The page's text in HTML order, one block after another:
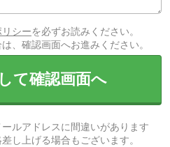
シーを必ずお読みください。
、確認画面へお進みください。
て確認画面へ
ルアドレスに間違いがあります
し上げる場合もございます。